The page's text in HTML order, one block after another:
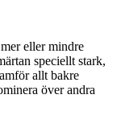
eller mindre
speciellt stark,
allt bakre
över andra